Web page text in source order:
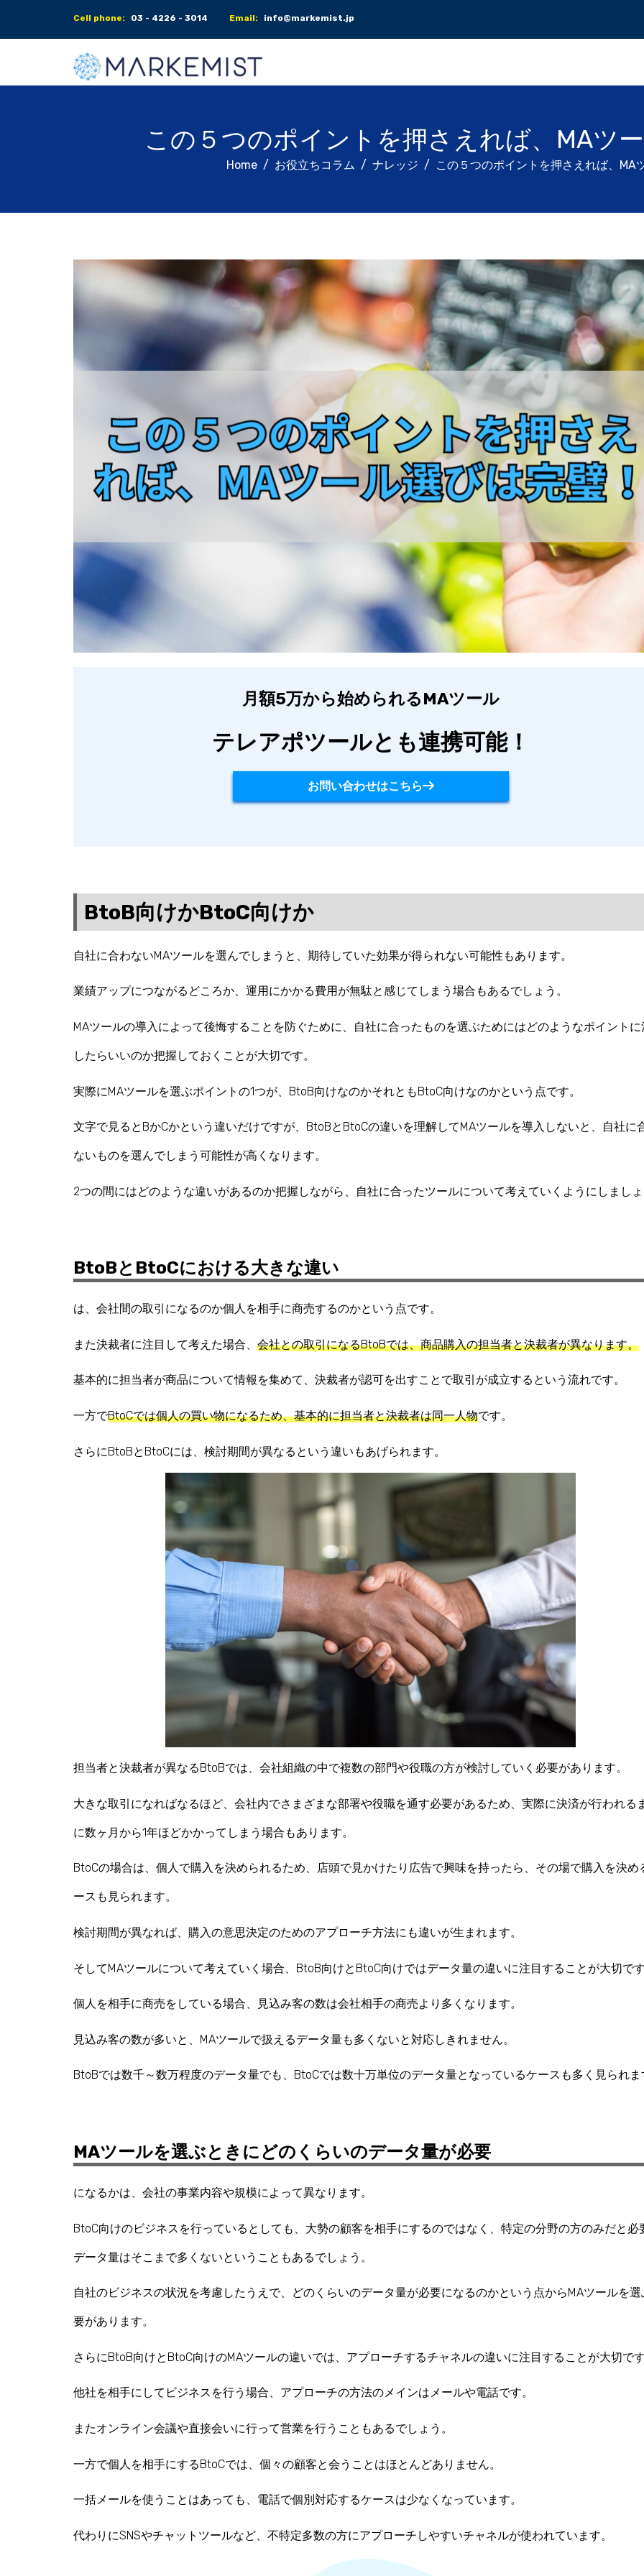
Cell phone: 03 - 4226 - 3014 Email: info@markemist.jp
この５つのポイントを押さえれば、MAツ
Home お役立ちコラム ナレッジ この５つのポイントを押さえれば、MA
月額5万から始められるMAツール
テレアポツールとも連携可能！
お問い合わせはこちら
BtoB向けかBtoC向けか
自社に合わないMAツールを選んでしまうと、期待していた効果が得られない可能性もあります。
業績アップにつながるどころか、運用にかかる費用が無駄と感じてしまう場合もあるでしょう。
MAツールの導入によって後悔することを防ぐために、自社に合ったものを選ぶためにはどのようなポイントに
したらいいのか把握しておくことが大切です。
実際にMAツールを選ぶポイントの1つが、BtoB向けなのかそれともBtoC向けなのかという点です。
文字で見るとBかCかという違いだけですが、BtoBとBtoCの違いを理解してMAツールを導入しないと、自社に
ないものを選んでしまう可能性が高くなります。
2つの間にはどのような違いがあるのか把握しながら、自社に合ったツールについて考えていくようにしましょ
BtoBとBtoCにおける大きな違い
は、 会社間の取引になるのか個人を相手に商売するのかという点です。
また決裁者に注目して考えた場合、 会社との取引になるBtoBでは、商品購入の担当者と決裁者が異なります。
基本的に担当者が商品について情報を集めて、決裁者が認可を出すことで取引が成立するという流れです。
一方でBtoCでは個人の買い物になるため、基本的に担当者と決裁者は同一人物です。
さらにBtoBとBtoCには、検討期間が異なるという違い もあげられます。
担当者と決裁者が異なるBtoBでは、会社組織の中で複数の部門や役職の方が検討していく必要があります。
大きな取引になればなるほど、会社内でさまざまな部署や役職を通す必要があるため、実際に決済が行われる
に数ヶ月から1年ほどかかってしまう場合もあります。
BtoCの場合は、個人で購入を決められるため、店頭で見かけたり広告で興味を持ったら、その場で購入を決め
ースも見られます。
検討期間が異なれば、購入の意思決定のためのアプローチ方法にも違いが生まれます。
そしてMAツールについて考えていく場合、 BtoB向けとBtoC向けではデータ量の違いに注目することが大切です
個人を相手に商売をしている場合、見込み客の数は会社相手の商売より多くなります。
見込み客の数が多いと、MAツールで扱えるデータ量も多くないと対応しきれません。
BtoBでは数千～数万程度のデータ量でも、BtoCでは数十万単位のデータ量となっているケースも多く見られま
MAツールを選ぶときにどのくらいのデータ量が必要
になるかは、会社の事業内容や規模によって異なります。
BtoC向けのビジネスを行っているとしても、大勢の顧客を相手にするのではなく、特定の分野の方のみだと必
データ量はそこまで多くないということもあるでしょう。
自社のビジネスの状況を考慮したうえで、どのくらいのデータ量が必要になるのかという点からMAツールを選
要があります。
さらにBtoB向けとBtoC向けのMAツールの違いでは、アプローチするチャネルの違いに注目する ことが大切です
他社を相手にしてビジネスを行う場合、アプローチの方法のメインはメールや電話です。
またオンライン会議や直接会いに行って営業を行うこともあるでしょう。
一方で個人を相手にするBtoCでは、個々の顧客と会うことはほとんどありません。
一括メールを使うことはあっても、電話で個別対応するケースは少なくなっています。
代わりにSNSやチャットツールなど、不特定多数の方にアプローチしやすいチャネルが使われています。